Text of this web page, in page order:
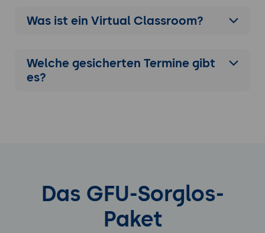
Was ist ein Virtual Classroom?
Welche gesicherten Termine gibt
es?
Das GFU-Sorglos-
Paket